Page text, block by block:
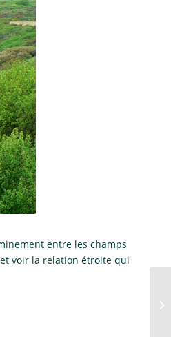
entre les champs
voir la relation étroite qui